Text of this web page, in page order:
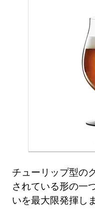
チューリップ型の
されている形の一
いを最大限発揮し